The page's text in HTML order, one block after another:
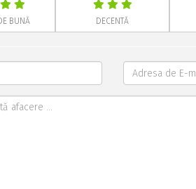
BUNĂ DECENTĂ